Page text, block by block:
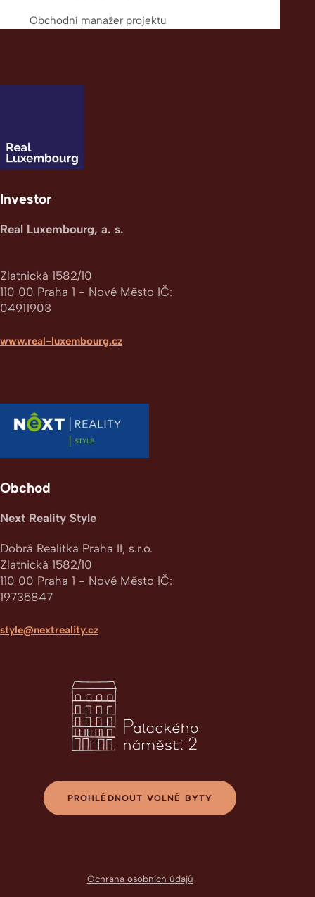
Obchodní manažer projektu
Investor
Real Luxembourg, a. s.
Zlatnická 1582/10
110 00 Praha 1 - Nové Město IČ:
04911903
www.real-luxembourg.cz
Obchod
Next Reality Style
Dobrá Realitka Praha II, s.r.o.
Zlatnická 1582/10
110 00 Praha 1 - Nové Město IČ:
19735847
style@nextreality.cz
PROHLÉDNOUT VOLNÉ BYTY
Ochrana osobních údajů